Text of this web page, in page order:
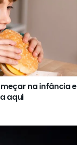
na infância e
aqui